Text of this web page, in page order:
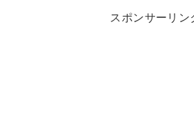
スポンサーリン